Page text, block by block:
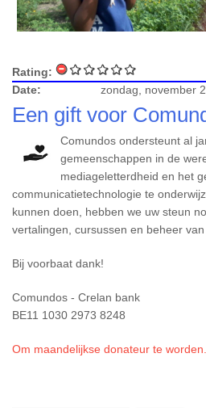
Rating:
Date:
zondag, november
Een gift voor
Comundos ondersteunt al
gemeenschappen in de
mediageletterdheid en het
communicatietechnologie te
kunnen doen, hebben we uw steun
vertalingen, cursussen en beheer van
Bij voorbaat dank!
Comundos - Crelan bank
BE11 1030 2973 8248
Om maandelijkse donateur te worden.